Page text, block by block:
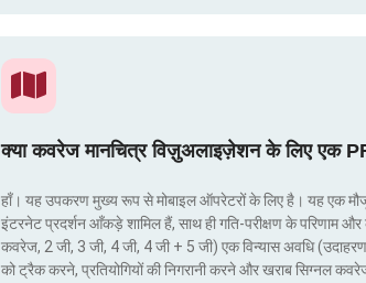
क्या कवरेज मानचित्र विज़ुअलाइज़ेशन के लिए एक
हाँ। यह उपकरण मुख्य रूप से मोबाइल ऑपरेटरों के लिए है। यह एक
इंटरनेट प्रदर्शन आँकड़े शामिल हैं, साथ ही गति-परीक्षण के परिणाम
कवरेज, 2 जी, 3 जी, 4 जी, 4 जी + 5 जी) एक विन्यास अवधि
को ट्रैक करने, प्रतियोगियों की निगरानी करने और खराब सिग्नल